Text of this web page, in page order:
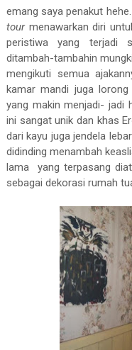
emang saya penakut
tourmenawarkan diri
peristiwa yang terjadi
ditambah-tambahin
mengikuti semua
kamar mandi juga
yang makin menjadi- jadi
ini sangat unik dan khas
dari kayu juga jendela
didinding menambah
lama
yang terpasang
sebagai dekorasi rumah